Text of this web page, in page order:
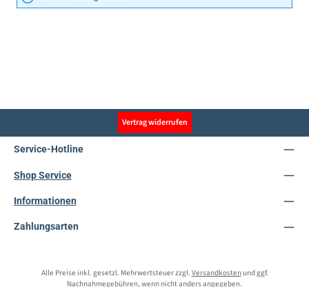
Vertrag widerrufen
Service-Hotline
Shop Service
Informationen
Zahlungsarten
Alle Preise inkl. gesetzl. Mehrwertsteuer zzgl. Versandkostenund ggf.
Nachnahmegebühren, wenn nicht anders angegeben.